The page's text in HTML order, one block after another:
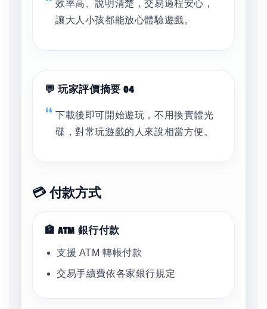
效率高、說明清楚，交易過程安心，
讓大人小孩都能放心體驗遊戲。
💬 玩家評價摘要 04
下載後即可開始遊玩，不用換實體光
碟，對常玩遊戲的人來說相當方便。
💳 付款方式
🏦 ATM 銀行付款
支援 ATM 轉帳付款
交易手續費依各家銀行規定